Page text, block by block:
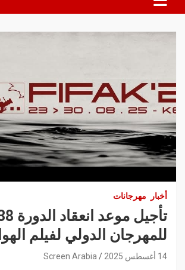
أخبار مهرجانات
تأجيل موعد انعقاد
للمهرجان الدولي لفيلم
14 أغسطس 2025 Screen Arabia